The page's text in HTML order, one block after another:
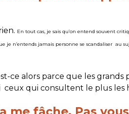
En tout cas, je sais qu’on entend souvent
je n’entends jamais personne se scandaliser au
ce alors parce que les
ceux qui consultent le plus les